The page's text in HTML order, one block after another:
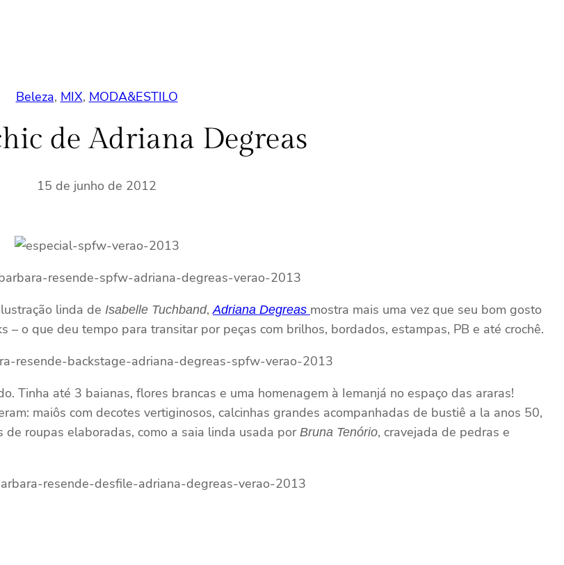
Beleza, MIX, MODA&ESTILO
de Adriana Degreas
15 de junho de 2012
linda de Isabelle Tuchband,Adriana Degreas mostra mais uma vez que seu bom gosto
o que deu tempo para transitar por peças com brilhos, bordados, estampas, PB e até crochê.
Tinha até 3 baianas, flores brancas e uma homenagem à Iemanjá no espaço das araras!
maiôs com decotes vertiginosos, calcinhas grandes acompanhadas de bustiê a la anos 50,
roupas elaboradas, como a saia linda usada por Bruna Tenório, cravejada de pedras e